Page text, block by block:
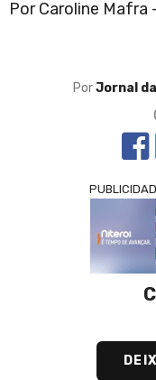
Por Caroline
PorJornal